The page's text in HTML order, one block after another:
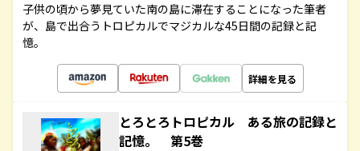
子供の頃から夢見ていた南の島に滞在することになった筆者
が、島で出合うトロピカルでマジカルな45日間の記録と記
憶。
詳細を見る
とろとろトロピカル ある旅の記録と
記憶。 第5巻